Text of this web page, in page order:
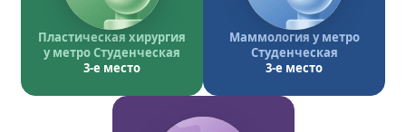
Пластическая хирургия
у метро Студенческая
3-е место
Маммология у метро
Студенческая
3-е место